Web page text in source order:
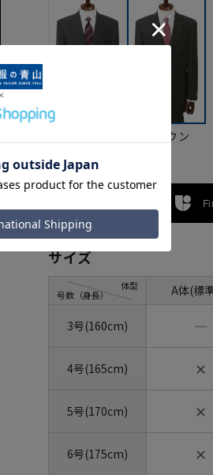
ブラウン
サイズ
号数（身長）
体型 A体(標
3号(160cm) ―
4号(165cm) ✕
5号(170cm) ✕
6号(175cm) ✕